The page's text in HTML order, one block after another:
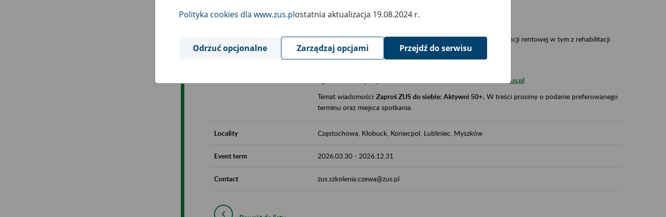
jak zwiększyć emeryturę,
jak skorzystać z programów prewencji wypadkowej i prewencji rentowej w tym z rehabilitacji
leczniczej prowadzonej przez ZUS.
zus.szkolenia.czewa@zus.pl
Temat wiadomości:Zaproś ZUS do siebie: Aktywni 50+. W treści prosimy o podanie preferowanego
terminu oraz miejsca spotkania.
Locality Częstochowa, Kłobuck, Koniecpol, Lubliniec, Myszków
Event term 2026.03.30 - 2026.12.31
Contact zus.szkolenia.czewa@zus.pl
Polityka cookies dla www.zus.plostatnia aktualizacja 19.08.2024 r.
Odrzuć opcjonalne Zarządzaj opcjami Przejdź do serwisu